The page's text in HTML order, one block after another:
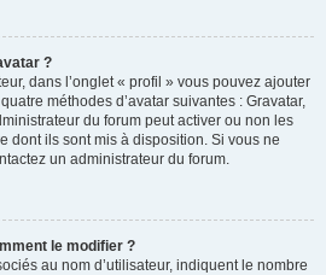
?
dans l’onglet « profil » vous pouvez ajouter
méthodes d’avatar suivantes : Gravatar,
du forum peut activer ou non les
dont ils sont mis à disposition. Si vous ne
un administrateur du forum.
le modifier ?
au nom d’utilisateur, indiquent le nombre